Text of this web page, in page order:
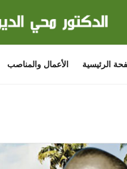
الرئيسية الأعمال والمناصب